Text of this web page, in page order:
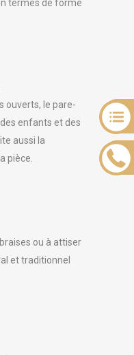
termes de forme
ouverts, le pare-
enfants et des
aussi la
pièce.
ou à attiser
et traditionnel